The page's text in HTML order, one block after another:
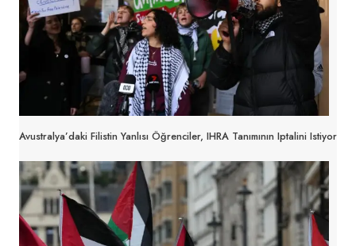
Avustralya’daki Filistin Yanlısı Öğrenciler, IHRA Tanımının Iptalini Istiyor